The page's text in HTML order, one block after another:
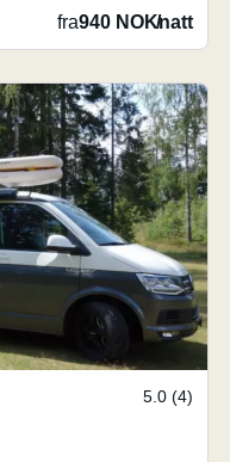
fra940 NOK/natt
5.0 (4)